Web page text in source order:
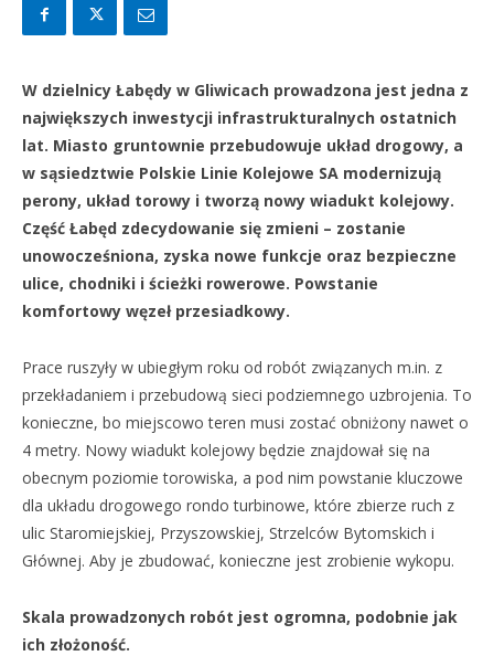
W dzielnicy Łabędy w Gliwicach prowadzona jest jedna z
największych inwestycji infrastrukturalnych ostatnich
lat. Miasto gruntownie przebudowuje układ drogowy, a
w sąsiedztwie Polskie Linie Kolejowe SA modernizują
perony, układ torowy i tworzą nowy wiadukt kolejowy.
Część Łabęd zdecydowanie się zmieni – zostanie
unowocześniona, zyska nowe funkcje oraz bezpieczne
ulice, chodniki i ścieżki rowerowe. Powstanie
komfortowy węzeł przesiadkowy.
Prace ruszyły w ubiegłym roku od robót związanych m.in. z
przekładaniem i przebudową sieci podziemnego uzbrojenia. To
konieczne, bo miejscowo teren musi zostać obniżony nawet o
4 metry. Nowy wiadukt kolejowy będzie znajdował się na
obecnym poziomie torowiska, a pod nim powstanie kluczowe
dla układu drogowego rondo turbinowe, które zbierze ruch z
ulic Staromiejskiej, Przyszowskiej, Strzelców Bytomskich i
Głównej. Aby je zbudować, konieczne jest zrobienie wykopu.
Skala prowadzonych robót jest ogromna, podobnie jak
ich złożoność.